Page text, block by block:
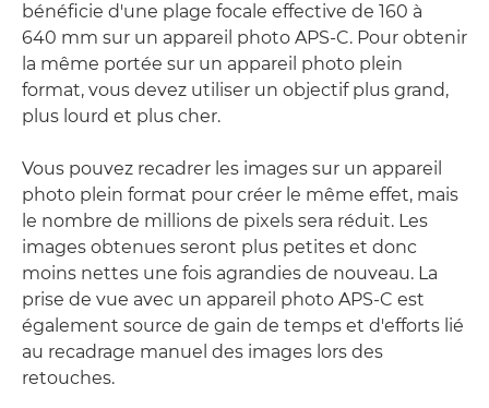
bénéficie d'une plage focale effective de 160 à
640 mm sur un appareil photo APS-C. Pour obtenir
la même portée sur un appareil photo plein
format, vous devez utiliser un objectif plus grand,
plus lourd et plus cher.
Vous pouvez recadrer les images sur un appareil
photo plein format pour créer le même effet, mais
le nombre de millions de pixels sera réduit. Les
images obtenues seront plus petites et donc
moins nettes une fois agrandies de nouveau. La
prise de vue avec un appareil photo APS-C est
également source de gain de temps et d'efforts lié
au recadrage manuel des images lors des
retouches.